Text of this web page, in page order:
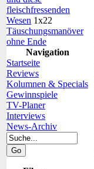
fleischfressenden
Wesen 1x22
Täuschungsmanöver
ohne Ende
Navigation
Startseite
Reviews
Kolumnen & Specials
Gewinnspiele
TV-Planer
Interviews
News-Archiv